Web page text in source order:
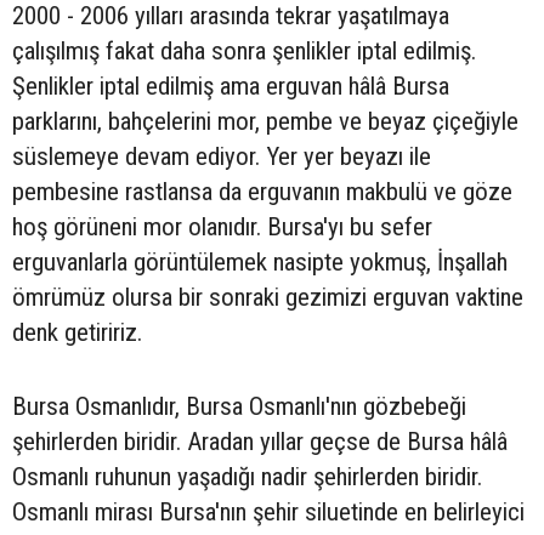
2000 - 2006 yılları arasında tekrar yaşatılmaya
çalışılmış fakat daha sonra şenlikler iptal edilmiş.
Şenlikler iptal edilmiş ama erguvan hâlâ Bursa
parklarını, bahçelerini mor, pembe ve beyaz çiçeğiyle
süslemeye devam ediyor. Yer yer beyazı ile
pembesine rastlansa da erguvanın makbulü ve göze
hoş görüneni mor olanıdır. Bursa'yı bu sefer
erguvanlarla görüntülemek nasipte yokmuş, İnşallah
ömrümüz olursa bir sonraki gezimizi erguvan vaktine
denk getiririz.
Bursa Osmanlıdır, Bursa Osmanlı'nın gözbebeği
şehirlerden biridir. Aradan yıllar geçse de Bursa hâlâ
Osmanlı ruhunun yaşadığı nadir şehirlerden biridir.
Osmanlı mirası Bursa'nın şehir siluetinde en belirleyici